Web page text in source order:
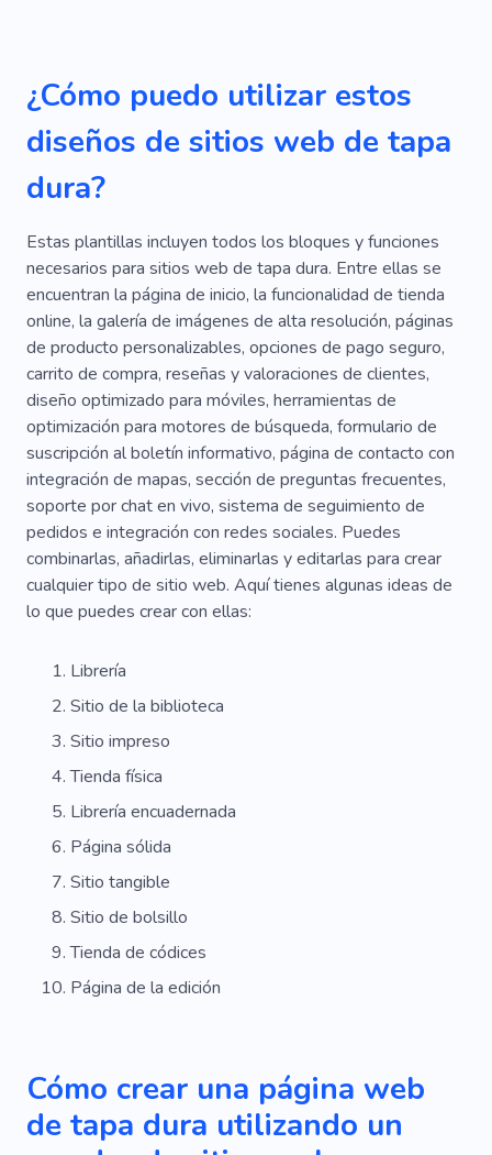
¿Cómo puedo utilizar estos
diseños de sitios web de tapa
dura?
Estas plantillas incluyen todos los bloques y funciones
necesarios para sitios web de tapa dura. Entre ellas se
encuentran la página de inicio, la funcionalidad de tienda
online, la galería de imágenes de alta resolución, páginas
de producto personalizables, opciones de pago seguro,
carrito de compra, reseñas y valoraciones de clientes,
diseño optimizado para móviles, herramientas de
optimización para motores de búsqueda, formulario de
suscripción al boletín informativo, página de contacto con
integración de mapas, sección de preguntas frecuentes,
soporte por chat en vivo, sistema de seguimiento de
pedidos e integración con redes sociales. Puedes
combinarlas, añadirlas, eliminarlas y editarlas para crear
cualquier tipo de sitio web. Aquí tienes algunas ideas de
lo que puedes crear con ellas:
Librería
Sitio de la biblioteca
Sitio impreso
Tienda física
Librería encuadernada
Página sólida
Sitio tangible
Sitio de bolsillo
Tienda de códices
Página de la edición
Cómo crear una página web
de tapa dura utilizando un